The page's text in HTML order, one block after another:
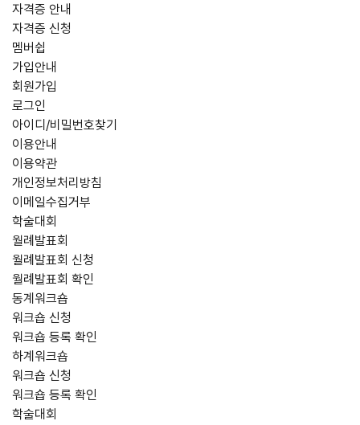
자격증 안내
자격증 신청
멤버쉽
가입안내
회원가입
로그인
아이디/비밀번호찾기
이용안내
이용약관
개인정보처리방침
이메일수집거부
학술대회
월례발표회
월례발표회 신청
월례발표회 확인
동계워크숍
워크숍 신청
워크숍 등록 확인
하계워크숍
워크숍 신청
워크숍 등록 확인
학술대회